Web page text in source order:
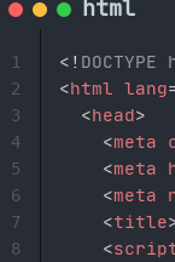
<! DOCTYPE
<html lang
<head>
<meta
<meta
<meta
<title
<
1
2
3
4
5
6
7
8